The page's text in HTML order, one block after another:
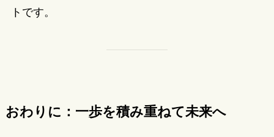
トです。
おわりに：一歩を積み重ねて未来へ